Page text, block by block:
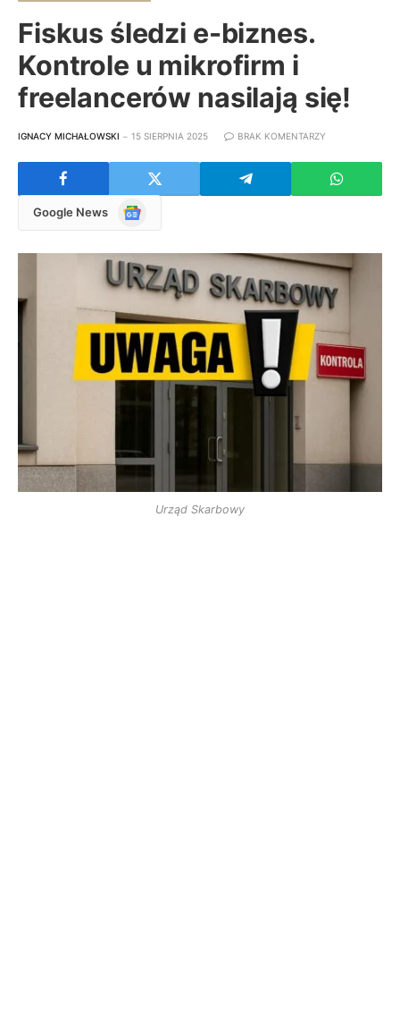
Fiskus śledzi e-biznes.
Kontrole u mikrofirm i
freelancerów nasilają się!
IGNACY MICHAŁOWSKI 15 SIERPNIA 2025 BRAK KOMENTARZY
Google News
Google
Urząd Skarbowy